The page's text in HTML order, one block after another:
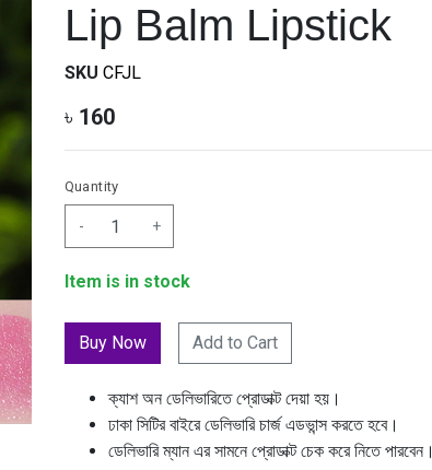
Lip Balm Lipstick
SKU CFJL
৳ 160
Quantity
- +
Item is in stock
Add to Cart
ক্যাশ অন ডেলিভারিতে প্রোডাক্ট দেয়া হয়।
ঢাকা সিটির বাইরে ডেলিভারি চার্জ এডভান্স করতে হবে।
ডেলিভারি ম্যান এর সামনে প্রোডাক্ট চেক করে নিতে পারবেন।